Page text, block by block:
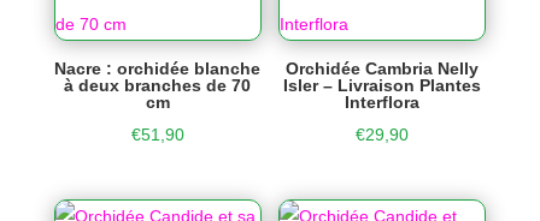
Nacre : orchidée blanche
à deux branches de 70
cm
€51,90
Orchidée Cambria Nelly
Isler – Livraison Plantes
Interflora
€29,90